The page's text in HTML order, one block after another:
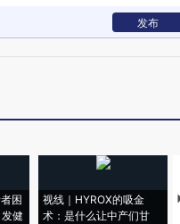
发布
困
健
视线｜HYROX的吸金
术：是什么让中产们甘